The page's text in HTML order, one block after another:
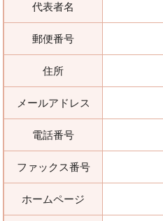
代表者名
郵便番号
住所
メールアドレス
電話番号
ファックス番号
ホームページ